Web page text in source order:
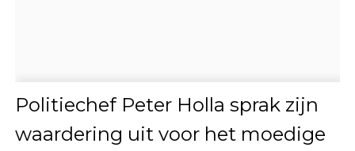
Politiechef Peter Holla sprak zijn
waardering uit voor het moedige